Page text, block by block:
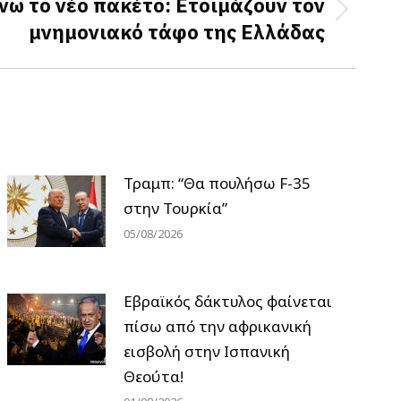
μνημονιακό τάφο της Ελλάδας
Τραμπ: “Θα πουλήσω F-35
στην Τουρκία”
05/08/2026
Εβραϊκός δάκτυλος φαίνεται
πίσω από την αφρικανική
εισβολή στην Ισπανική
Θεούτα!